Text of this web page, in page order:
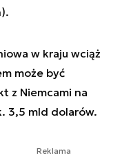
w kraju wciąż
może być
z Niemcami na
3,5 mld dolarów.
Reklama